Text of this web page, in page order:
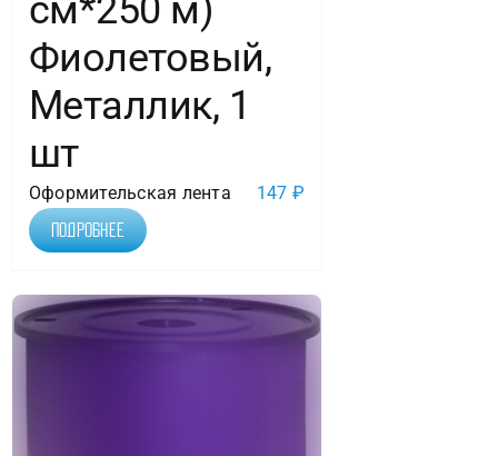
см*250 м)
Фиолетовый,
Металлик, 1
шт
Оформительская лента 147 ₽
Подробнее